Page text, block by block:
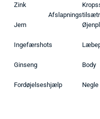
Zink
Jern
Ingefærshots
Ginseng
Fordøjelseshjælp
Body
Negle